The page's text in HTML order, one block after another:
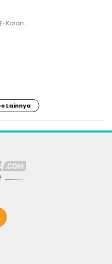
Koran...
Lainnya